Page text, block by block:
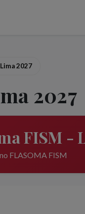
2027
2027
FISM -
FLASOMA FISM